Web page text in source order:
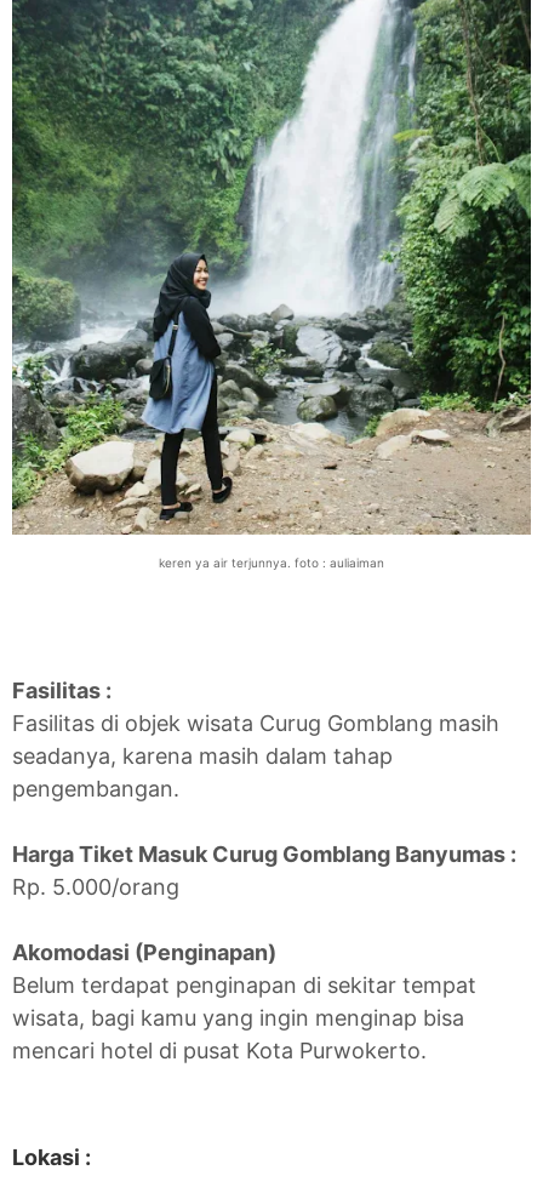
keren ya air terjunnya. foto : auliaiman
Fasilitas :
Fasilitas di objek wisata Curug Gomblang masih
seadanya, karena masih dalam tahap
pengembangan.
Harga Tiket Masuk Curug Gomblang Banyumas :
Rp. 5.000/orang
Akomodasi (Penginapan)
Belum terdapat penginapan di sekitar tempat
wisata, bagi kamu yang ingin menginap bisa
mencari hotel di pusat Kota Purwokerto.
Lokasi :